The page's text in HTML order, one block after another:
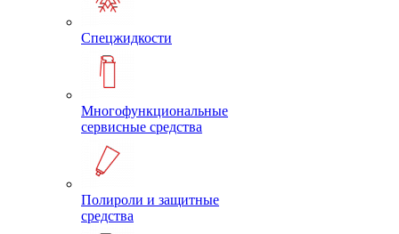
Спецжидкости
Многофункциональные
сервисные средства
Полироли и защитные
средства